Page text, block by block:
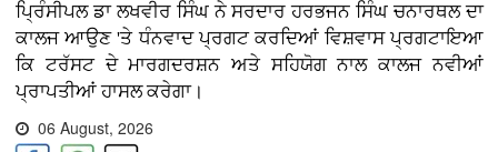
ਪ੍ਰਿੰਸੀਪਲ ਡਾ ਲਖਵੀਰ ਸਿੰਘ ਨੇ ਸਰਦਾਰ ਹਰਭਜਨ ਸਿੰਘ ਚਨਾਰਥਲ ਦਾ
ਕਾਲਜ ਆਉਣ 'ਤੇ ਧੰਨਵਾਦ ਪ੍ਰਗਟ ਕਰਦਿਆਂ ਵਿਸ਼ਵਾਸ ਪ੍ਰਗਟਾਇਆ
ਕਿ ਟਰੱਸਟ ਦੇ ਮਾਰਗਦਰਸ਼ਨ ਅਤੇ ਸਹਿਯੋਗ ਨਾਲ ਕਾਲਜ ਨਵੀਆਂ
ਪ੍ਰਾਪਤੀਆਂ ਹਾਸਲ ਕਰੇਗਾ।
06 August, 2026